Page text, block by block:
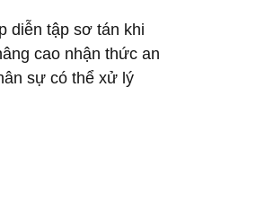
diễn tập sơ tán khi
cao nhận thức an
sự có thể xử lý